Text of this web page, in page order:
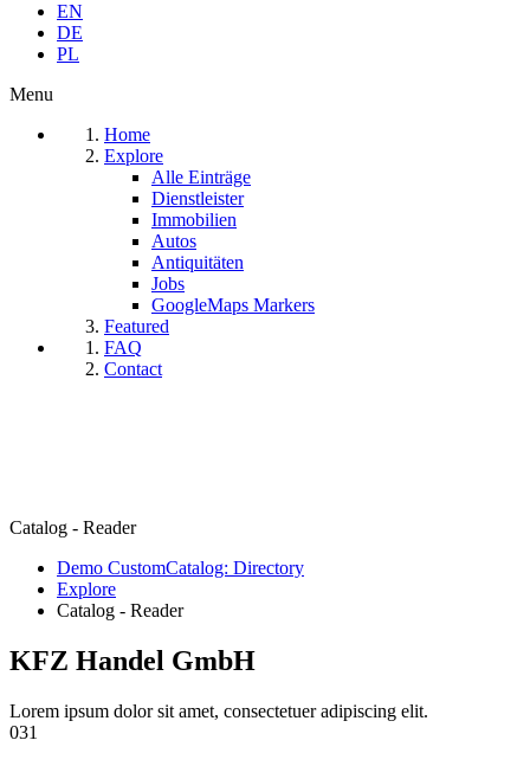
EN
DE
PL
Menu
Home
Explore
Alle Einträge
Dienstleister
Immobilien
Autos
Antiquitäten
Jobs
GoogleMaps Markers
Featured
FAQ
Contact
Catalog - Reader
Demo CustomCatalog: Directory
Explore
Catalog - Reader
KFZ Handel GmbH
Lorem ipsum dolor sit amet, consectetuer adipiscing elit.
031